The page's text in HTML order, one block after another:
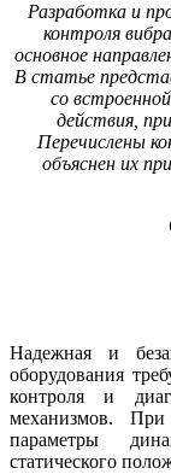
Разработка и
контроля
основное
В статье
со
действия,
Перечислены
объяснен их
Надежная и
оборудования
контроля и
механизмов.
параметры
статического